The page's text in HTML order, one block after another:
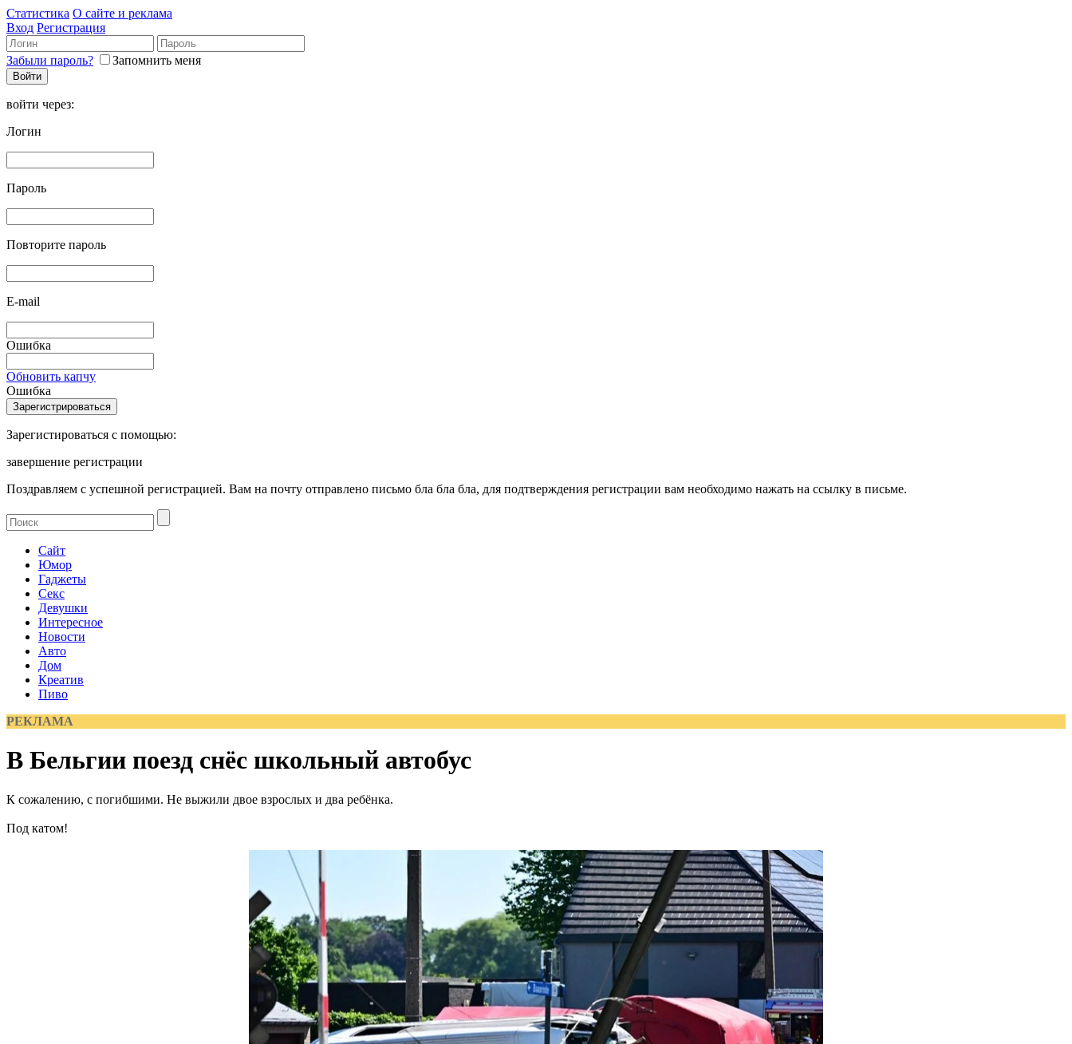
Статистика О сайте и реклама
Вход Регистрация
Забыли пароль? Запомнить меня
войти через:
Логин
Пароль
Повторите пароль
E-mail
Ошибка
Обновить капчу
Ошибка
Зарегистироваться с помощью:
завершение регистрации
Поздравляем с успешной регистрацией. Вам на почту отправлено письмо бла бла бла, для подтверждения регистрации вам необходимо нажать на ссылку в письме.
Сайт
Юмор
Гаджеты
Секс
Девушки
Интересное
Новости
Авто
Дом
Креатив
Пиво
РЕКЛАМА
В Бельгии поезд снёс школьный автобус
К сожалению, с погибшими. Не выжили двое взрослых и два ребёнка.
Под катом!